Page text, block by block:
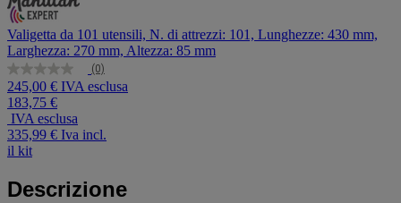
Valigetta da 101 utensili, N. di attrezzi: 101, Lunghezze: 430 mm,
Larghezza: 270 mm, Altezza: 85 mm
Nessuna
valutazione
Stesso
link
alla
pagina.
(0)
245,00 € IVA esclusa
183,75 €
IVA esclusa
335,99 € Iva incl.
il kit
Descrizione